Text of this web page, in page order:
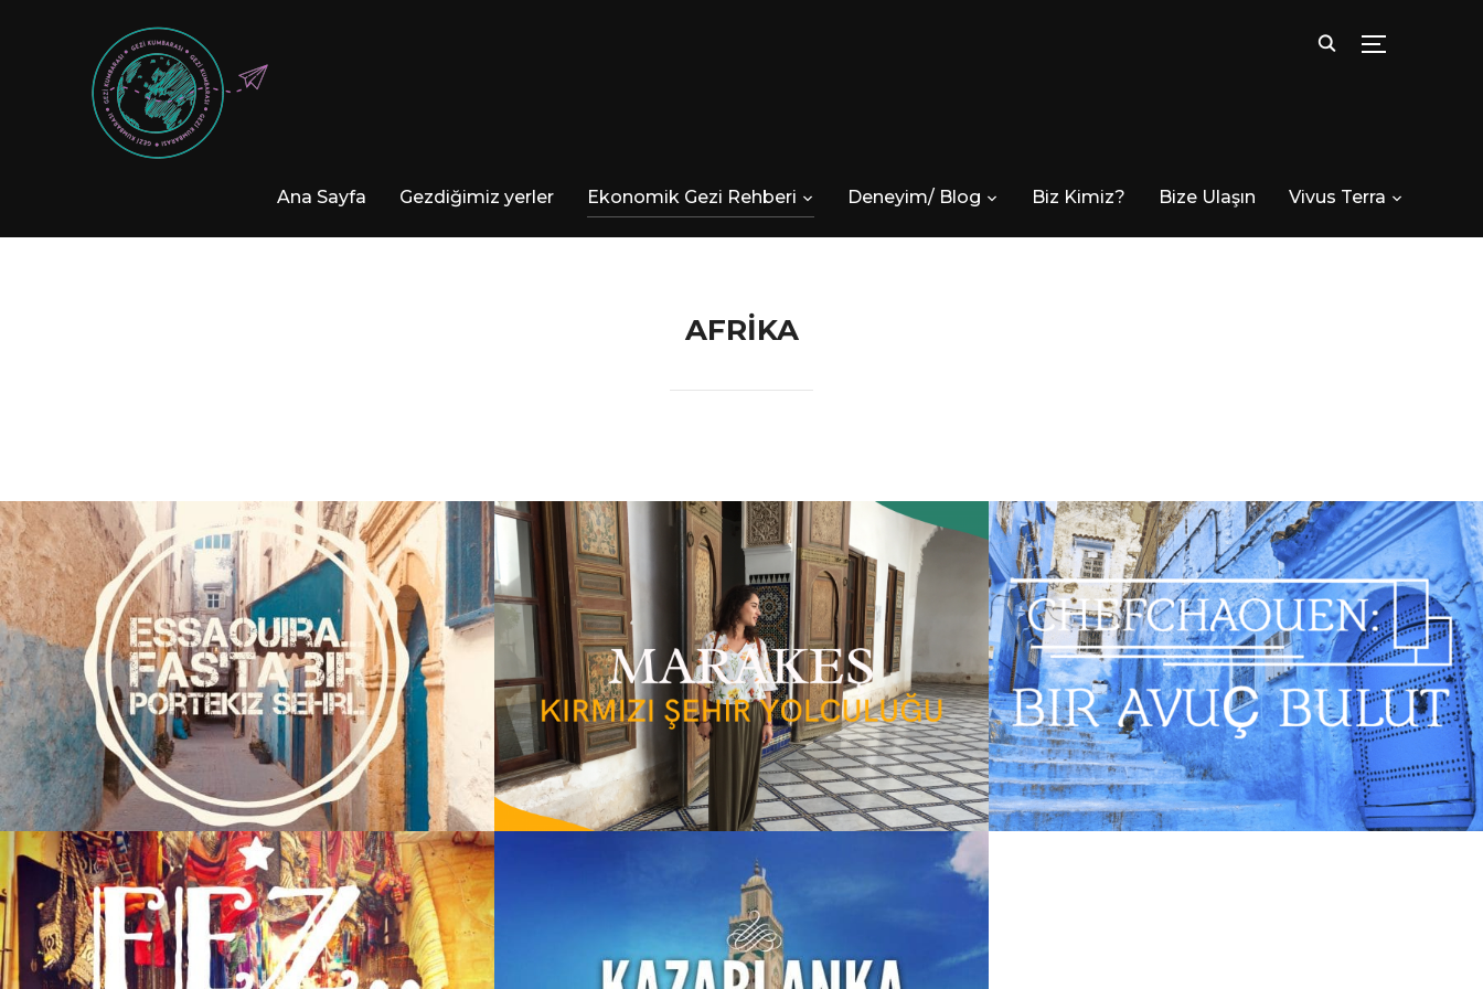
Ana Sayfa Gezdiğimiz yerler Ekonomik Gezi Rehberi Deneyim/ Blog Biz Kimiz? Bize Ulaşın Vivus Terra
AFRIKA